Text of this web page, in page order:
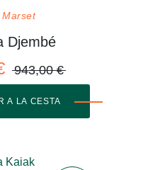
Marset
Djembé
943,00 €
A LA CESTA